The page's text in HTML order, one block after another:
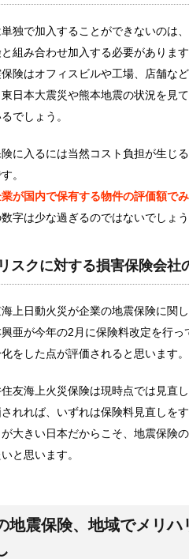
独で加入することができないのは
組み合わせ加入する必要があります
険はオフィスビルや工場、店舗な
日本大震災や熊本地震の状況を見
でしょう。
に入るには当然コスト負担が生じ
。
が国内で保有する物件の評価額で
字は少な過ぎるのではないでしょう
スクに対する損害保険会社
上日動火災が企業の地震保険に関
亜が今年の2月に保険料改定を行っ
をした点が評価されると思います。
友海上火災保険は現時点では見直
れれば、いずれは保険料見直しを
大きい日本だからこそ、地震保険
と思います。
地震保険、地域でメリ